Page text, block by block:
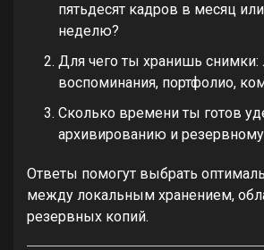
пятьдесят кадров в месяц
неделю?
Для чего ты хранишь снимки:
воспоминания, портфолио,
Сколько времени ты готов
архивированию и
Ответы помогут выбрать
между локальным хранением,
резервных копий.